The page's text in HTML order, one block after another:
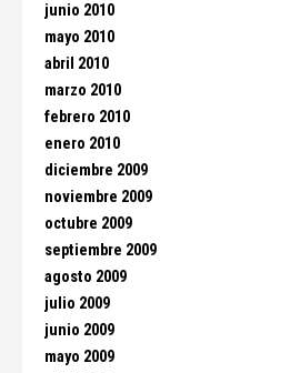
junio 2010
mayo 2010
abril 2010
marzo 2010
febrero 2010
enero 2010
diciembre 2009
noviembre 2009
octubre 2009
septiembre 2009
agosto 2009
julio 2009
junio 2009
mayo 2009